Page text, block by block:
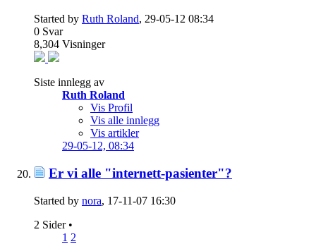
Started by Ruth Roland, 29-05-12 08:34
0 Svar
8,304 Visninger
Siste innlegg av
Ruth Roland
Vis Profil
Vis alle innlegg
Vis artikler
29-05-12, 08:34
Er vi alle "internett-pasienter"?
Started by nora, 17-11-07 16:30
2 Sider •
1 2